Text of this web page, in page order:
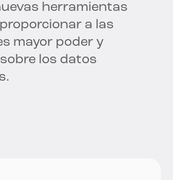
herramientas
a las
mayor poder y
los datos